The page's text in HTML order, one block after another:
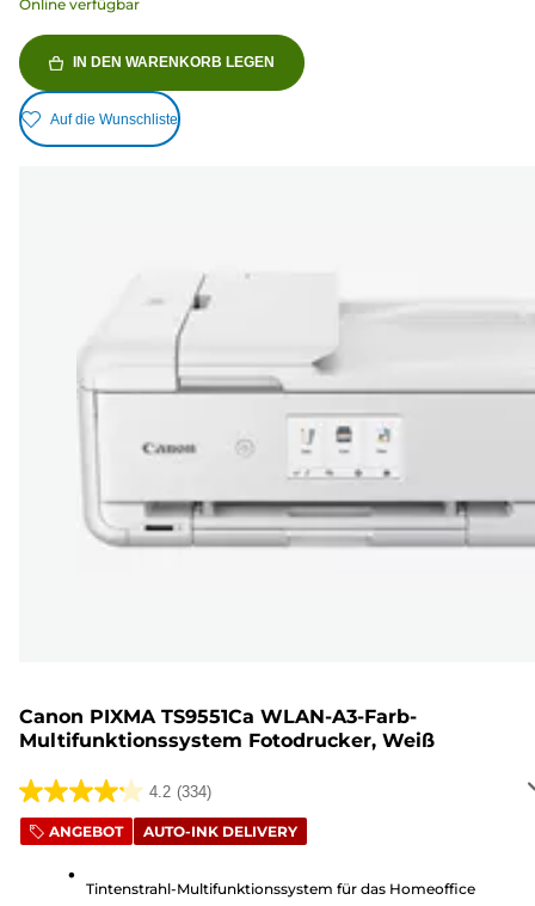
Online verfügbar
IN DEN WARENKORB LEGEN
Auf die Wunschliste
Canon PIXMA TS9551Ca WLAN-A3-Farb-
Multifunktionssystem Fotodrucker, Weiß
4.2 (334)
4.2
von
Sternen.
ANGEBOT AUTO-INK DELIVERY
Tintenstrahl-Multifunktionssystem für das Homeoffice